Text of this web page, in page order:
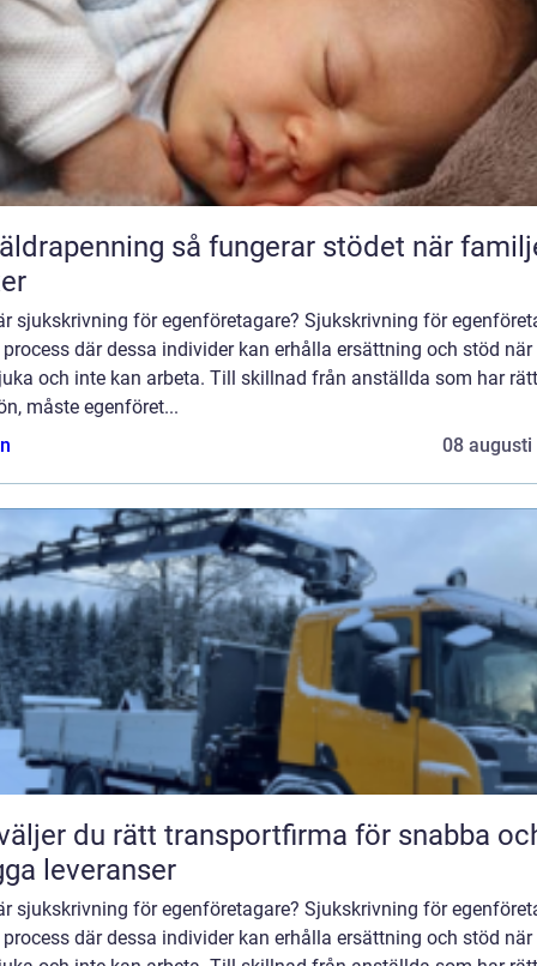
så fungerar stödet när familjen
sjukskrivning för egenföretagare? Sjukskrivning för
process där dessa individer kan erhålla ersättning och stöd när
och inte kan arbeta. Till skillnad från anställda som har
måste egenföret...
08 augusti
du rätt transportfirma för snabba
leveranser
sjukskrivning för egenföretagare? Sjukskrivning för
process där dessa individer kan erhålla ersättning och stöd när